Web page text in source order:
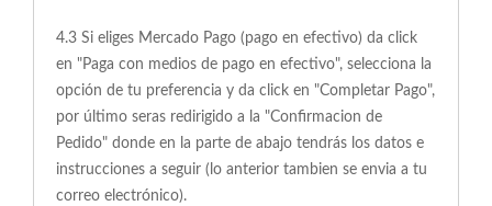
4.3 Si eliges Mercado Pago (pago en efectivo) da click
en "Paga con medios de pago en efectivo", selecciona la
opción de tu preferencia y da click en "Completar Pago",
por último seras redirigido a la "Confirmacion de
Pedido" donde en la parte de abajo tendrás los datos e
instrucciones a seguir (lo anterior tambien se envia a tu
correo electrónico).